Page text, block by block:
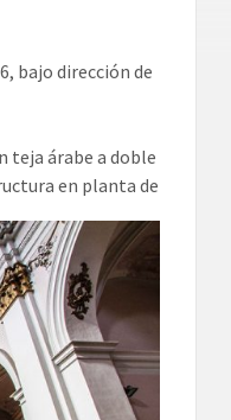
bajo dirección de
teja árabe a doble
en planta de